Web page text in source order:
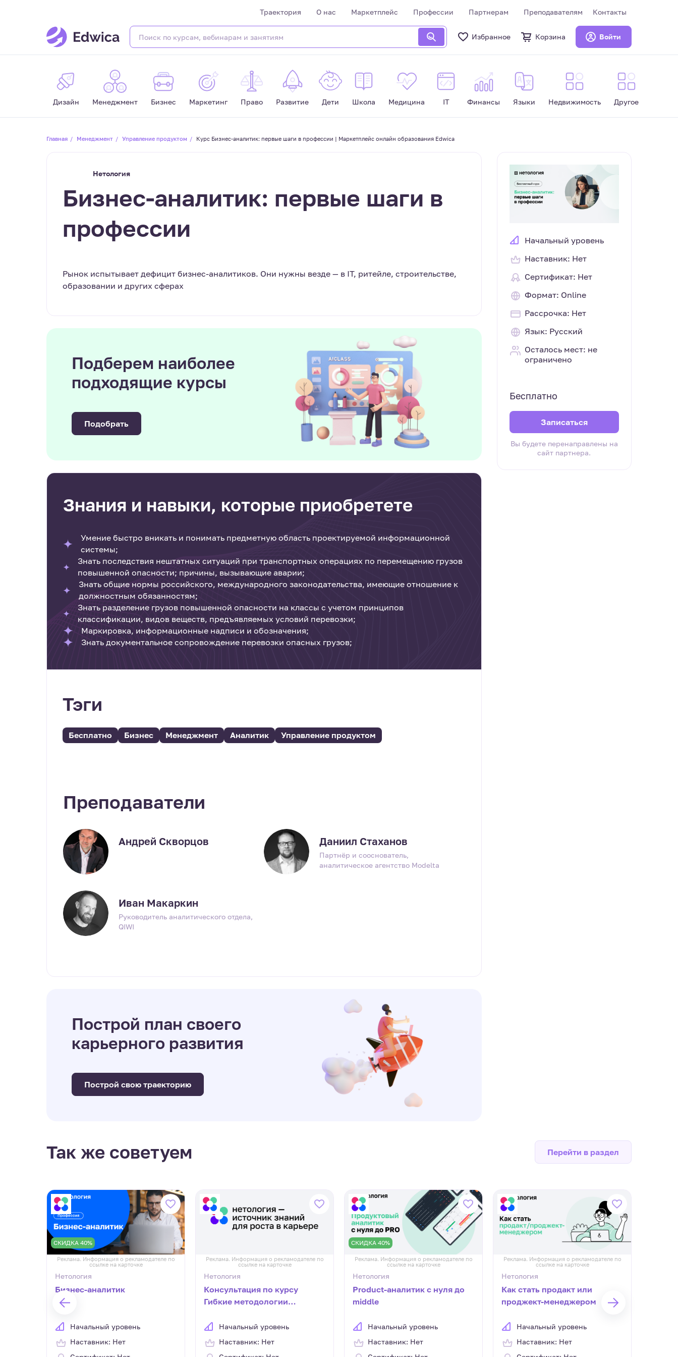
Траектория О нас Маркетплейс Профессии Партнерам Преподавателям Контакты
Избранное Корзина Войти
Дизайн Менеджмент Бизнес Маркетинг Право Развитие Дети Школа Медицина IT Финансы Языки Недвижимость Другое
Главная Менеджмент Управление продуктом Курс Бизнес-аналитик: первые шаги в профессии | Маркетплейс онлайн образования Edwica
Начальный уровень
Наставник: Нет
Сертификат: Нет
Формат: Online
Рассрочка: Нет
Язык: Русский
Осталось мест: не
ограничено
Бесплатно
Записаться
Вы будете перенаправлены на
сайт партнера.
Нетология
Бизнес-аналитик: первые шаги в
профессии
Рынок испытывает дефицит бизнес-аналитиков. Они нужны везде — в IT, ритейле, строительстве,
образовании и других сферах
Подберем наиболее
подходящие курсы
Подобрать
Знания и навыки, которые приобретете
Умение быстро вникать и понимать предметную область проектируемой информационной
системы;
Знать последствия нештатных ситуаций при транспортных операциях по перемещению грузов
повышенной опасности; причины, вызывающие аварии;
Знать общие нормы российского, международного законодательства, имеющие отношение к
должностным обязанностям;
Знать разделение грузов повышенной опасности на классы с учетом принципов
классификации, видов веществ, предъявляемых условий перевозки;
Маркировка, информационные надписи и обозначения;
Знать документальное сопровождение перевозки опасных грузов;
Тэги
Бесплатно Бизнес Менеджмент Аналитик Управление продуктом
Преподаватели
Андрей Скворцов Даниил Стаханов
Партнёр и сооснователь,
аналитическое агентство Modelta
Иван Макаркин
Руководитель аналитического отдела,
QIWI
Построй план своего
карьерного развития
Построй свою траекторию
Так же советуем Перейти в раздел
СКИДКА 40%
Реклама. Информация о рекламодателе по
ссылке на карточке
Нетология
Бизнес-аналитик
Начальный уровень
Наставник: Нет
Реклама. Информация о рекламодателе по
ссылке на карточке
Нетология
Консультация по курсу
Гибкие методологии
внедрение изменений
Начальный уровень
Наставник: Нет
СКИДКА 40%
Реклама. Информация о рекламодателе по
ссылке на карточке
Нетология
Product-аналитик с нуля до
middle
Начальный уровень
Наставник: Нет
Реклама. Информация о рекламодателе по
ссылке на карточке
Нетология
Как стать продакт или
проджект-менеджером
Начальный уровень
Наставник: Нет